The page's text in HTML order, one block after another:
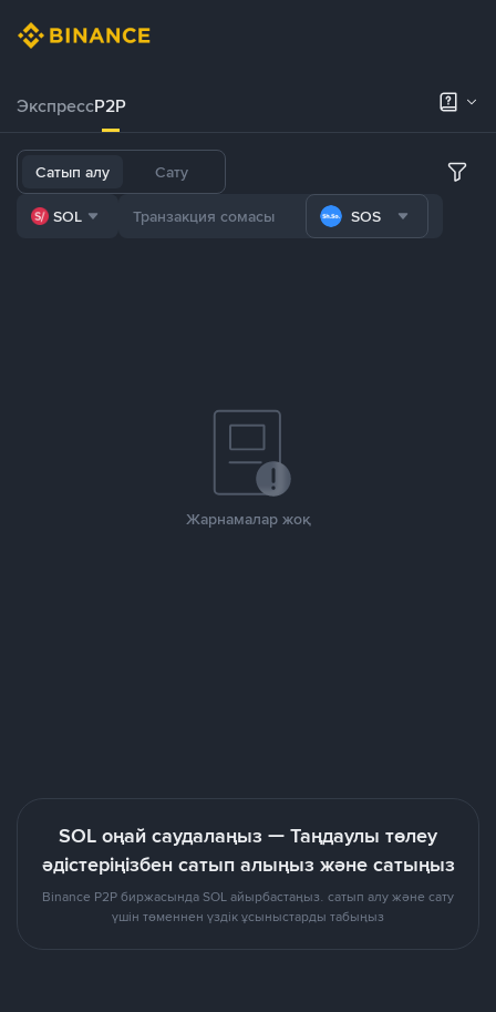
ЭкспрессP2P
Сатып алу Сату
SOL SOS
Жарнамалар жоқ
SOL оңай саудалаңыз — Таңдаулы төлеу
әдістеріңізбен сатып алыңыз және сатыңыз
Binance P2P биржасында SOL айырбастаңыз. сатып алу және сату
үшін төменнен үздік ұсыныстарды табыңыз